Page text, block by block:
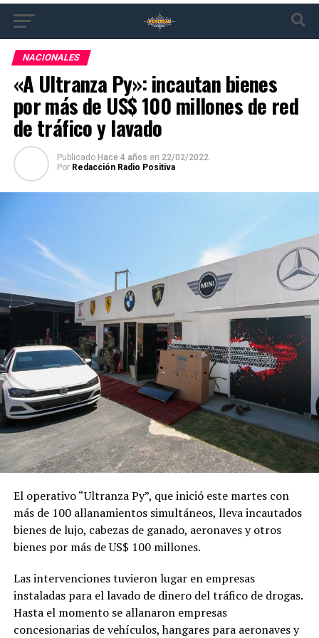
NACIONALES
«A Ultranza Py»: incautan bienes
por más de US$ 100 millones de red
de tráfico y lavado
Publicado Hace 4 años en 22/02/2022
Por Redacción Radio Positiva
El operativo “Ultranza Py”, que inició este martes con
más de 100 allanamientos simultáneos, lleva incautados
bienes de lujo, cabezas de ganado, aeronaves y otros
bienes por más de US$ 100 millones.
Las intervenciones tuvieron lugar en empresas
instaladas para el lavado de dinero del tráfico de drogas.
Hasta el momento se allanaron empresas
concesionarias de vehículos, hangares para aeronaves y